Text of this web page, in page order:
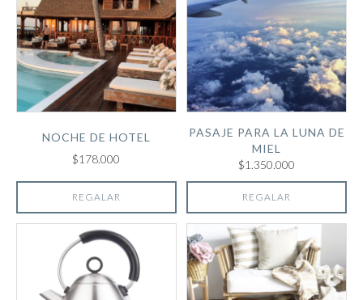
NOCHE DE HOTEL
$178.000
REGALAR
PASAJE PARA LA LUNA DE
MIEL
$1.350.000
REGALAR